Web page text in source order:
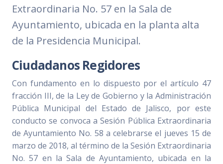
Extraordinaria No. 57 en la Sala de
Ayuntamiento, ubicada en la planta alta
de la Presidencia Municipal.
Ciudadanos Regidores
Con fundamento en lo dispuesto por el artículo 47
fracción III, de la Ley de Gobierno y la Administración
Pública Municipal del Estado de Jalisco, por este
conducto se convoca a Sesión Pública Extraordinaria
de Ayuntamiento No. 58 a celebrarse el jueves 15 de
marzo de 2018, al término de la Sesión Extraordinaria
No. 57 en la Sala de Ayuntamiento, ubicada en la